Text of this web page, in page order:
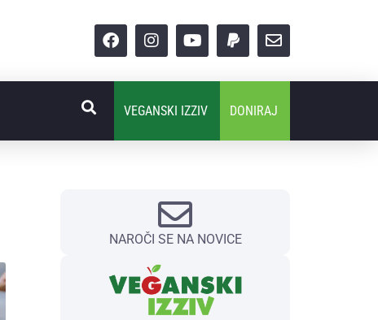
VEGANSKI IZZIV DONIRAJ
NAROČI SE NA NOVICE